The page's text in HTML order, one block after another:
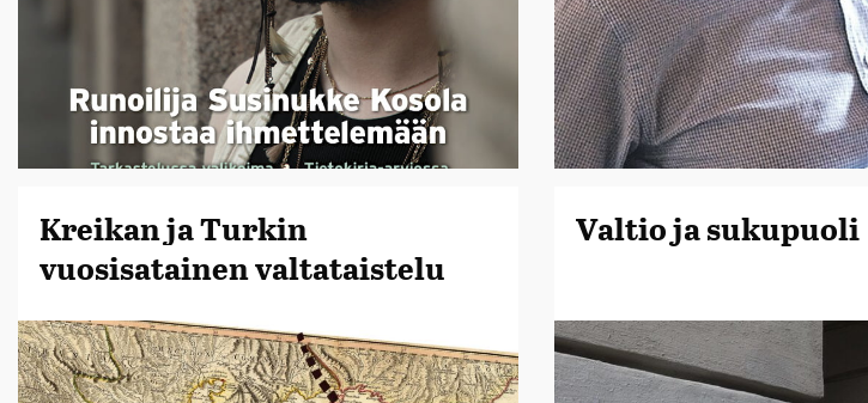
Kreikan ja Turkin
vuosisatainen valtataistelu
Valtio ja sukupuoli